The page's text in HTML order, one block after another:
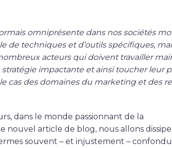
omniprésente dans nos sociétés
de techniques et d’outils spécifiques,
acteurs qui doivent travailler
impactante et ainsi toucher leur
cas des domaines du marketing et des
dans le monde passionnant de la
nouvel article de blog, nous allons
souvent – et injustement –